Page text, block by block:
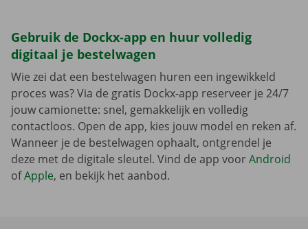
Gebruik de Dockx-app en huur volledig
digitaal je bestelwagen
Wie zei dat een bestelwagen huren een ingewikkeld
proces was? Via de gratis Dockx-app reserveer je 24/7
jouw camionette: snel, gemakkelijk en volledig
contactloos. Open de app, kies jouw model en reken af.
Wanneer je de bestelwagen ophaalt, ontgrendel je
deze met de digitale sleutel. Vind de app voorAndroid
ofApple, en bekijk het aanbod.